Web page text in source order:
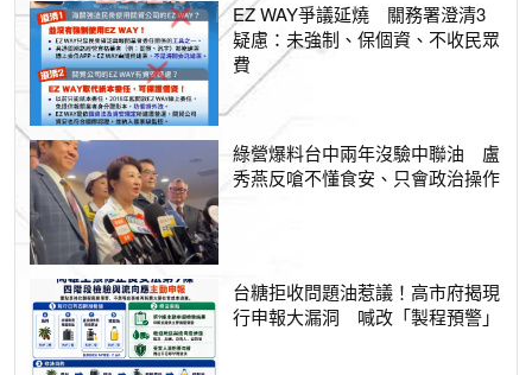
EZ WAY爭議延燒 關務署澄清3
疑慮：未強制、保個資、不收民眾
費
綠營爆料台中兩年沒驗中聯油 盧
秀燕反嗆不懂食安、只會政治操作
台糖拒收問題油惹議！高市府揭現
行申報大漏洞 喊改「製程預警」